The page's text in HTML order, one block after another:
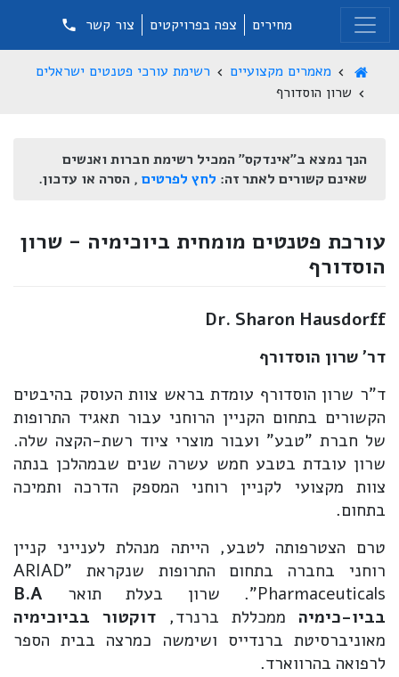
מחירים צפה בפרויקטים צור קשר
מאמרים מקצועיים
רשימת עורכי פטנטים ישראלים
שרון הוסדורף
הנך נמצא ב"אינדקס" המכיל רשימת חברות ואנשים
שאינם קשורים לאתר זה: לחץ לפרטים , הסרה או עדכון.
עורכת פטנטים מומחית ביוכימיה - שרון
הוסדורף
Dr. Sharon Hausdorff
דר' שרון הוסדורף
ד"ר שרון הוסדורף עומדת בראש צוות העוסק בהיבטים
הקשורים בתחום הקניין הרוחני עבור תאגיד התרופות
של חברת "טבע" ועבור מוצרי ציוד רשת-הקצה שלה.
שרון עובדת בטבע חמש עשרה שנים שבמהלכן בנתה
צוות מקצועי לקניין רוחני המספק הדרכה ותמיכה
בתחום.
טרם הצטרפותה לטבע, הייתה מנהלת לענייני קניין
רוחני בחברה בתחום התרופות שנקראת "ARIAD
Pharmaceuticals". שרון בעלת תואר
B.A
בביו-כימיה ממכללת ברנרד, דוקטור בביוכימיה
מאוניברסיטת ברנדייס ושימשה כמרצה בבית הספר
לרפואה בהרווארד.